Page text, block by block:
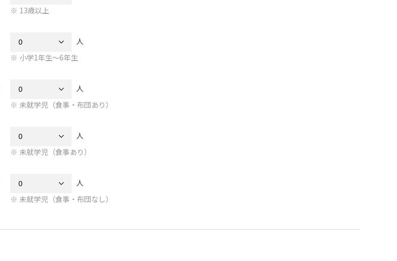
13歳以上
人
小学1年生～6年生
人
未就学児（食事・布団あり）
人
未就学児（食事あり）
人
未就学児（食事・布団なし）